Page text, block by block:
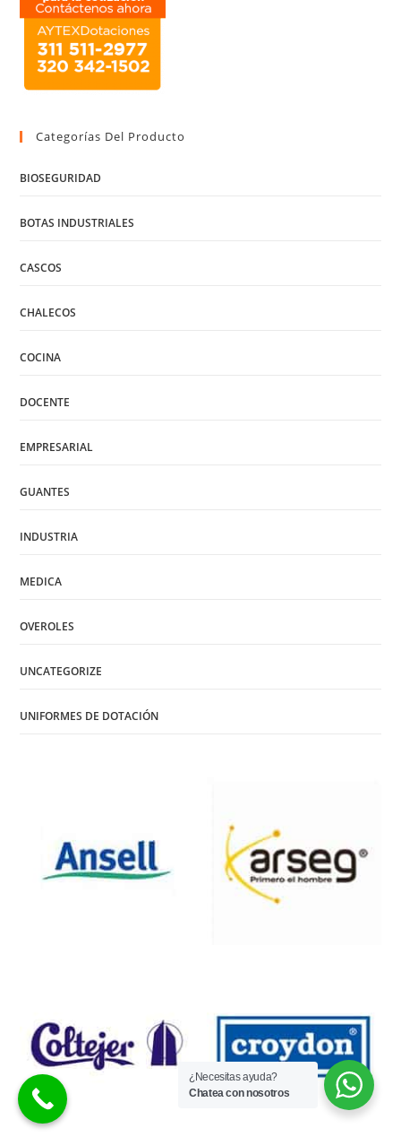
Categorías Del Producto
BIOSEGURIDAD
BOTAS INDUSTRIALES
CASCOS
CHALECOS
COCINA
DOCENTE
EMPRESARIAL
GUANTES
INDUSTRIA
MEDICA
OVEROLES
UNCATEGORIZE
UNIFORMES DE DOTACIÓN
¿Necesitas ayuda?
Chatea con nosotros